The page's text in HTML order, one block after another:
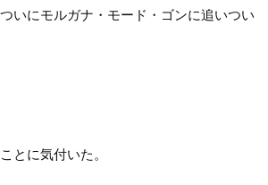
いにモルガナ・モード・ゴンに追いつい
とに気付いた。